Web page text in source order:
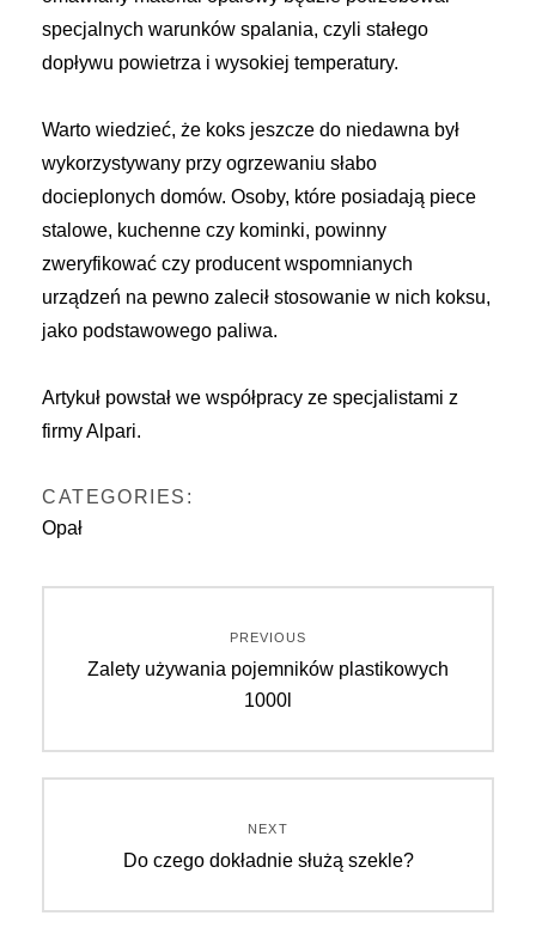
specjalnych warunków spalania, czyli stałego
dopływu powietrza i wysokiej temperatury.
Warto wiedzieć, że koks jeszcze do niedawna był
wykorzystywany przy ogrzewaniu słabo
docieplonych domów. Osoby, które posiadają piece
stalowe, kuchenne czy kominki, powinny
zweryfikować czy producent wspomnianych
urządzeń na pewno zalecił stosowanie w nich koksu,
jako podstawowego paliwa.
Artykuł powstał we współpracy ze specjalistami z
firmyAlpari.
CATEGORIES:
Opał
Nawigacja
PREVIOUS
Previous
Zalety używania pojemników plastikowych
1000l
NEXT
Next
Do czego dokładnie służą szekle?